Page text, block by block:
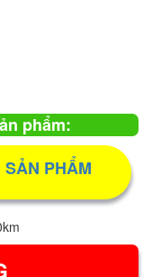
phẩm:
PHẨM